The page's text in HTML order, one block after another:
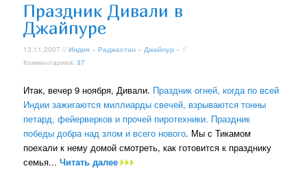
Праздник Дивали в
Джайпуре
13.11.2007 //Индия »Раджастан » Джайпур » //
Комментариев:37
Итак, вечер 9 ноября, Дивали. Праздник огней, когда по всей
Индии зажигаются миллиарды свечей, взрываются тонны
петард, фейерверков и прочей пиротехники. Праздник
победы добра над злом и всего нового. Мы с Тикамом
поехали к нему домой смотреть, как готовится к празднику
семья...Читать далее